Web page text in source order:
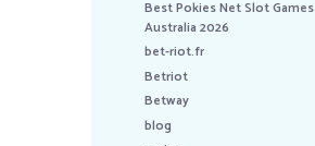
Best Pokies Net Slot Games
Australia 2026
bet-riot.fr
Betriot
Betway
blog